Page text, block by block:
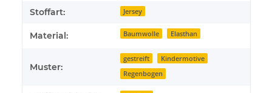
Stoffart: Jersey
Material: Baumwolle Elasthan
Muster:
gestreift
Kindermotive
Regenbogen